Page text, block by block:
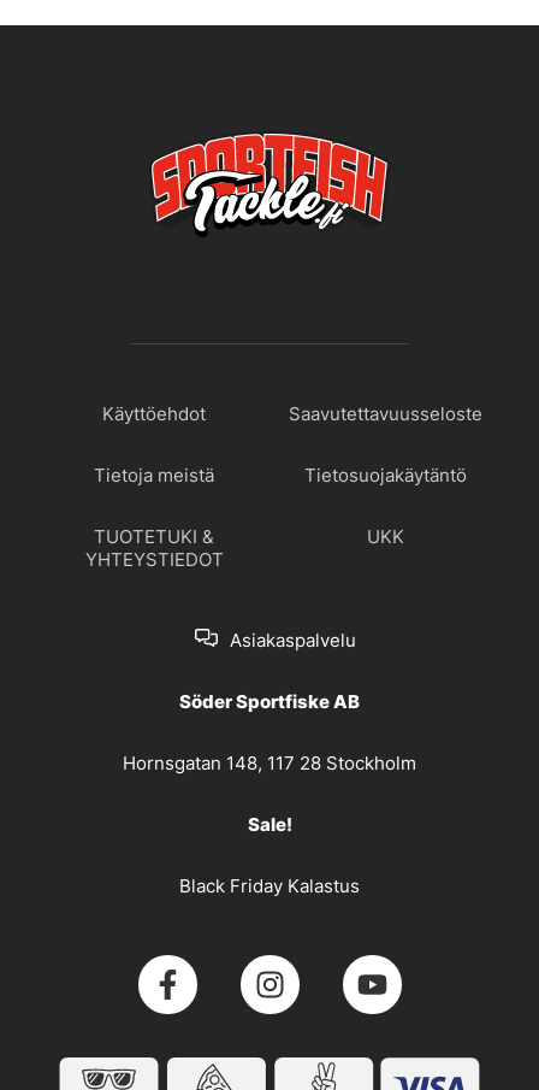
Käyttöehdot Saavutettavuusseloste
Tietoja meistä Tietosuojakäytäntö
TUOTETUKI &
YHTEYSTIEDOT
UKK
Asiakaspalvelu
Söder Sportfiske AB
Hornsgatan 148, 117 28 Stockholm
Sale!
Black Friday Kalastus